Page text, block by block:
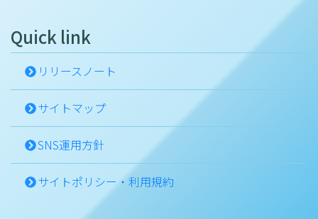
Quick link
リリースノート
サイトマップ
SNS運用方針
サイトポリシー・利用規約